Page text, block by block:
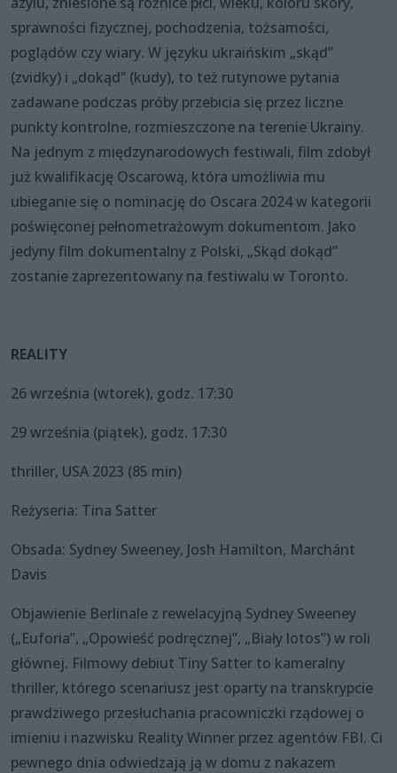
sprawności fizycznej, pochodzenia, tożsamości,
poglądów czy wiary. W języku ukraińskim „skąd”
(zvidky) i „dokąd” (kudy), to też rutynowe pytania
zadawane podczas próby przebicia się przez liczne
punkty kontrolne, rozmieszczone na terenie Ukrainy.
Na jednym z międzynarodowych festiwali, film zdobył
już kwalifikację Oscarową, która umożliwia mu
ubieganie się o nominację do Oscara 2024 w kategorii
poświęconej pełnometrażowym dokumentom. Jako
jedyny film dokumentalny z Polski, „Skąd dokąd”
zostanie zaprezentowany na festiwalu w Toronto.
REALITY
26 września (wtorek), godz. 17:30
29 września (piątek), godz. 17:30
thriller, USA 2023 (85 min)
Reżyseria: Tina Satter
Obsada: Sydney Sweeney, Josh Hamilton, Marchánt
Davis
Objawienie Berlinale z rewelacyjną Sydney Sweeney
(„Euforia”, „Opowieść podręcznej”, „Biały lotos”) w roli
głównej. Filmowy debiut Tiny Satter to kameralny
thriller, którego scenariusz jest oparty na transkrypcie
prawdziwego przesłuchania pracowniczki rządowej o
imieniu i nazwisku Reality Winner przez agentów FBI. Ci
pewnego dnia odwiedzają ją w domu z nakazem